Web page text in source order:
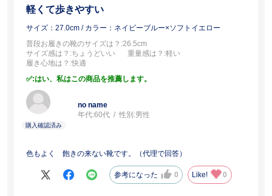
軽くて歩きやすい
サイズ：27.0cm / カラー：ネイビーブルー×ソフトイエロー
普段お履きの靴のサイズは？ :26.5cm
サイズ感は？ :ちょうどいい 重量感は？ :軽い
履き心地は？ :快適
:はい、私はこの商品を推薦します。
no name
年代:60代 性別:男性
色もよく 飽きの来ない靴です。（代理で回答）
参考になった 0 Like! 0